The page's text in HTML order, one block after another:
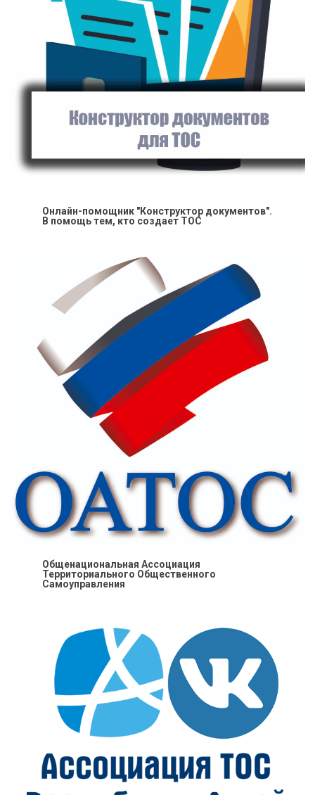
Онлайн-помощник "Конструктор документов".
В помощь тем, кто создает ТОС
Общенациональная Ассоциация
Территориального Общественного
Самоуправления